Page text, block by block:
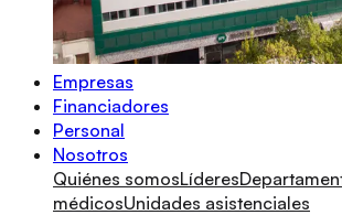
Empresas
Financiadores
Personal
Nosotros
Quiénes somosLíderes
médicosUnidades asistenciales